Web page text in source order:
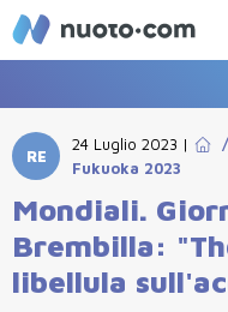
RE
24 Luglio 2023 | /
Fukuoka 2023
Mondiali.
Brembilla:
libellula